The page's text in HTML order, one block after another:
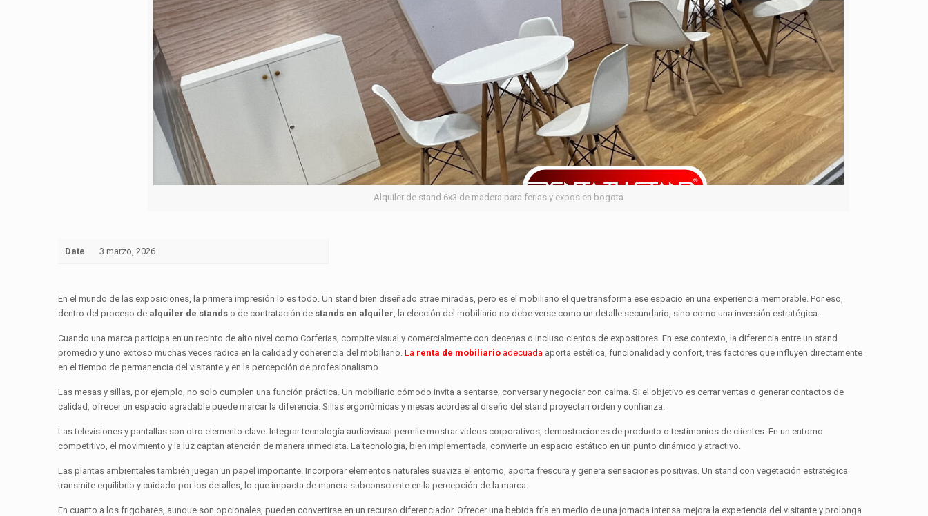
Alquiler de stand 6x3 de madera para ferias y expos en bogota
Date 3 marzo, 2026
En el mundo de las exposiciones, la primera impresión lo es todo. Un stand bien diseñado atrae miradas, pero es el mobiliario el que transforma ese espacio en una experiencia memorable. Por eso,
dentro del proceso de alquiler de stands o de contratación de stands en alquiler, la elección del mobiliario no debe verse como un detalle secundario, sino como una inversión estratégica.
Cuando una marca participa en un recinto de alto nivel como Corferias, compite visual y comercialmente con decenas o incluso cientos de expositores. En ese contexto, la diferencia entre un stand
promedio y uno exitoso muchas veces radica en la calidad y coherencia del mobiliario. La renta de mobiliario adecuada aporta estética, funcionalidad y confort, tres factores que influyen directamente
en el tiempo de permanencia del visitante y en la percepción de profesionalismo.
Las mesas y sillas, por ejemplo, no solo cumplen una función práctica. Un mobiliario cómodo invita a sentarse, conversar y negociar con calma. Si el objetivo es cerrar ventas o generar contactos de
calidad, ofrecer un espacio agradable puede marcar la diferencia. Sillas ergonómicas y mesas acordes al diseño del stand proyectan orden y confianza.
Las televisiones y pantallas son otro elemento clave. Integrar tecnología audiovisual permite mostrar videos corporativos, demostraciones de producto o testimonios de clientes. En un entorno
competitivo, el movimiento y la luz captan atención de manera inmediata. La tecnología, bien implementada, convierte un espacio estático en un punto dinámico y atractivo.
Las plantas ambientales también juegan un papel importante. Incorporar elementos naturales suaviza el entorno, aporta frescura y genera sensaciones positivas. Un stand con vegetación estratégica
transmite equilibrio y cuidado por los detalles, lo que impacta de manera subconsciente en la percepción de la marca.
En cuanto a los frigobares, aunque son opcionales, pueden convertirse en un recurso diferenciador. Ofrecer una bebida fría en medio de una jornada intensa mejora la experiencia del visitante y prolonga